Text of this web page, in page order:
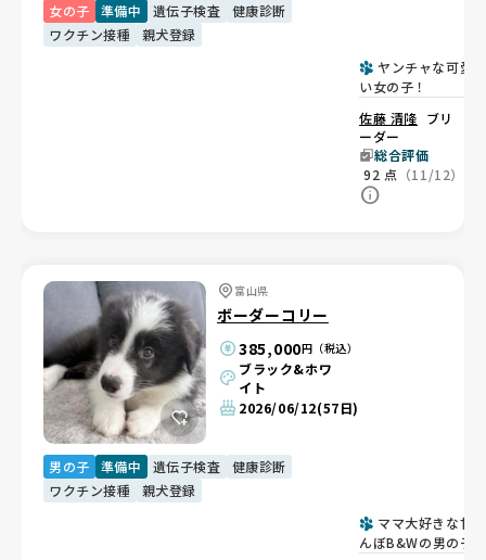
女の子 準備中 遺伝子検査
健康診断
ワクチン接種
親犬登録
ヤンチャな可愛
い女の子！
佐藤 清隆 ブリ
ーダー
総合評価
92 点 （11/12）
富山県
ボーダーコリー
385,000円（税込）
ブラック&ホワ
イト
2026/06/12(57日)
男の子 準備中 遺伝子検査
健康診断
ワクチン接種
親犬登録
ママ大好きな甘え
んぼB&Wの男の子🐶